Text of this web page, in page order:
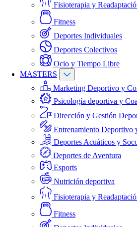
Fisioterapia y
Fitness
Deportes Individuales
Deportes Colectivos
Ocio y Tiempo Libre
MASTERS
Marketing Deportivo y
Psicología deportiva y
Dirección y Gestión
Entrenamiento Deportivo
Deportes Acuáticos y
Deportes de Aventura
Esports
Nutrición deportiva
Fisioterapia y
Fitness